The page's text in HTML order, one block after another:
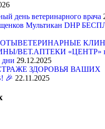
день ветеринарного врача
Мультикан DHP
ВЕТ.АПТЕКИ «ЦЕНТР»
дни 29.12.2025
ЗДОРОВЬЯ ВАШИХ
🎉 22.11.2025